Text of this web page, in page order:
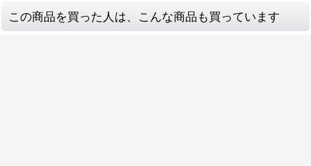
この商品を買った人は、こんな商品も買っています